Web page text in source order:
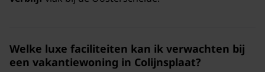
Welke luxe faciliteiten kan ik verwachten bij
een vakantiewoning in Colijnsplaat?